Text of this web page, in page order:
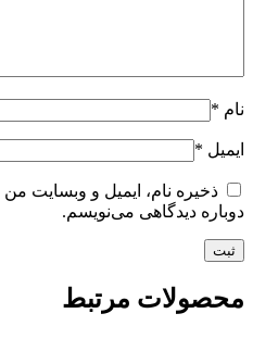
نام *
ایمیل *
ذخیره نام، ایمیل و وبسایت
دوباره دیدگاهی می‌نویسم.
محصولات مرتبط